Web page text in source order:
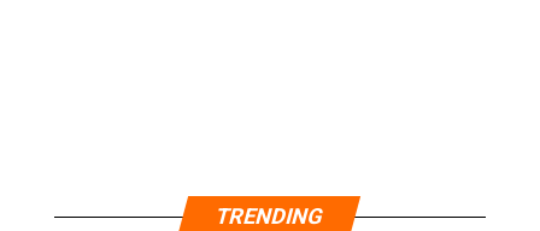
TRENDING